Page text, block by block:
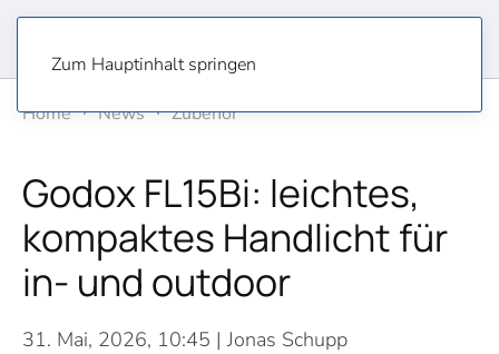
Zum Hauptinhalt springen
Home
News Zubehör
Godox FL15Bi: leichtes,
kompaktes Handlicht für
in- und outdoor
31. Mai, 2026, 10:45 | Jonas Schupp